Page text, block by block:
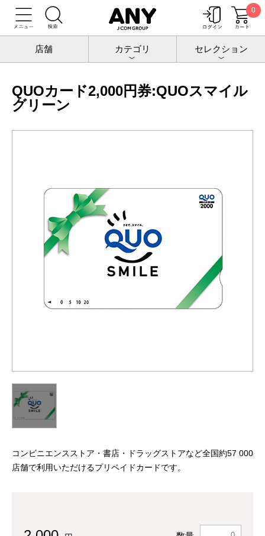
0
店舗 カテゴリ セレクション
トップ チケットポート
QUOカード
QUOカード2,000円券:QUOスマイルグリーン
QUOカード2,000円券:QUOスマイル
グリーン
コンビニエンスストア・書店・ドラッグストアなど全国約57 000
店舗で利用いただけるプリペイドカードです。